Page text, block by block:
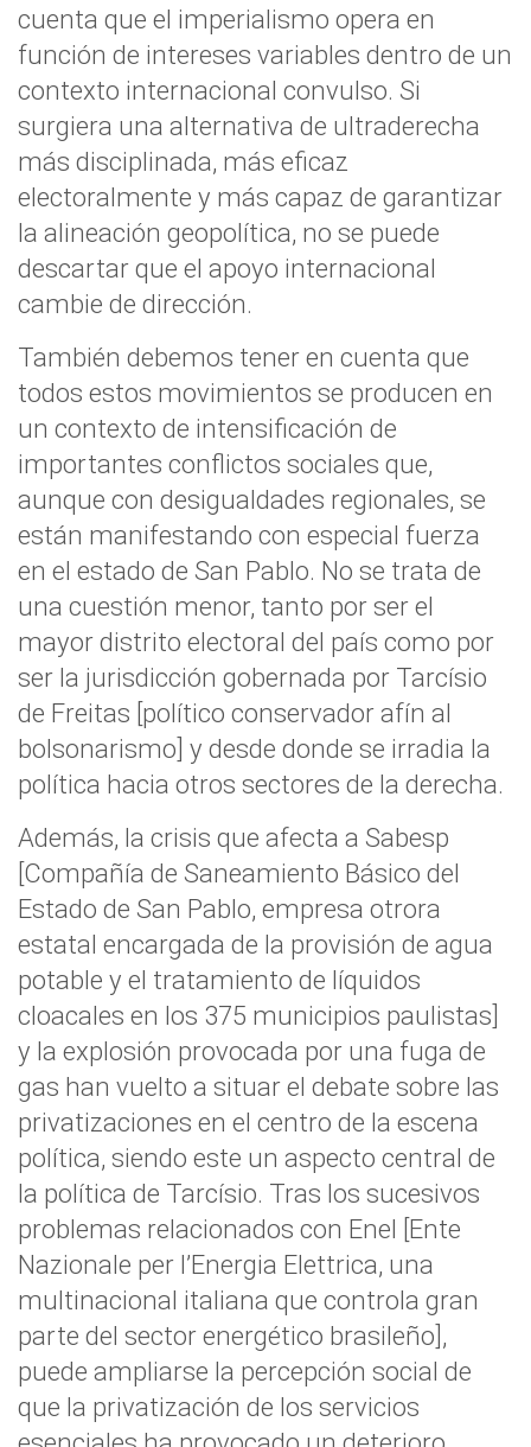
cuenta que el imperialismo opera en
función de intereses variables dentro de un
contexto internacional convulso. Si
surgiera una alternativa de ultraderecha
más disciplinada, más eficaz
electoralmente y más capaz de garantizar
la alineación geopolítica, no se puede
descartar que el apoyo internacional
cambie de dirección.
También debemos tener en cuenta que
todos estos movimientos se producen en
un contexto de intensificación de
importantes conflictos sociales que,
aunque con desigualdades regionales, se
están manifestando con especial fuerza
en el estado de San Pablo. No se trata de
una cuestión menor, tanto por ser el
mayor distrito electoral del país como por
ser la jurisdicción gobernada por Tarcísio
de Freitas [político conservador afín al
bolsonarismo] y desde donde se irradia la
política hacia otros sectores de la derecha.
Además, la crisis que afecta a Sabesp
[Compañía de Saneamiento Básico del
Estado de San Pablo, empresa otrora
estatal encargada de la provisión de agua
potable y el tratamiento de líquidos
cloacales en los 375 municipios paulistas]
y la explosión provocada por una fuga de
gas han vuelto a situar el debate sobre las
privatizaciones en el centro de la escena
política, siendo este un aspecto central de
la política de Tarcísio. Tras los sucesivos
problemas relacionados con Enel [Ente
Nazionale per l’Energia Elettrica, una
multinacional italiana que controla gran
parte del sector energético brasileño],
puede ampliarse la percepción social de
que la privatización de los servicios